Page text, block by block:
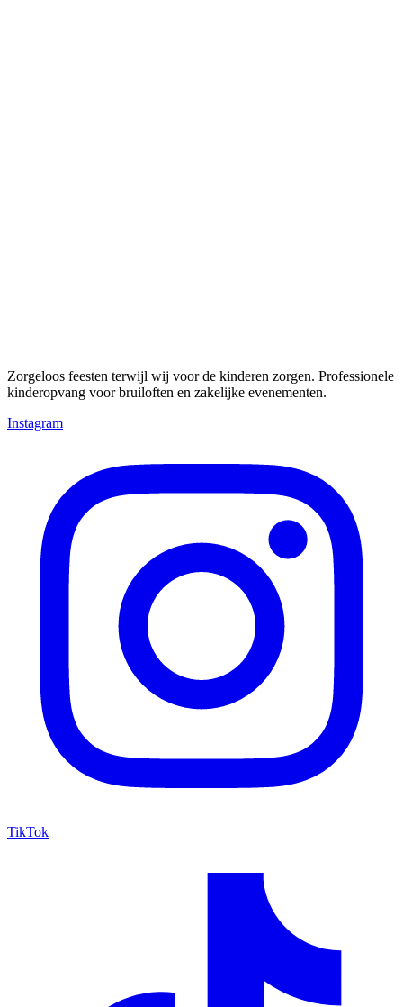
Zorgeloos feesten terwijl wij voor de kinderen zorgen. Professionele
kinderopvang voor bruiloften en zakelijke evenementen.
Instagram
TikTok